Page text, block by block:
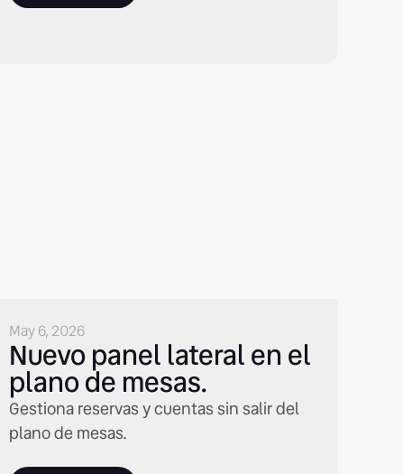
May 6, 2026
Nuevo panel lateral en el
plano de mesas.
Gestiona reservas y cuentas sin salir del
plano de mesas.